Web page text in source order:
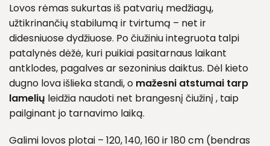
Lovos rėmas sukurtas iš patvarių medžiagų,
užtikrinančių stabilumą ir tvirtumą – net ir
didesniuose dydžiuose. Po čiužiniu integruota talpi
patalynės dėžė, kuri puikiai pasitarnaus laikant
antklodes, pagalves ar sezoninius daiktus. Dėl kieto
dugno lova išlieka standi, o mažesni atstumai tarp
lamelių leidžia naudoti net brangesnį čiužinį , taip
pailginant jo tarnavimo laiką.
Galimi lovos plotai – 120, 140, 160 ir 180 cm (bendras